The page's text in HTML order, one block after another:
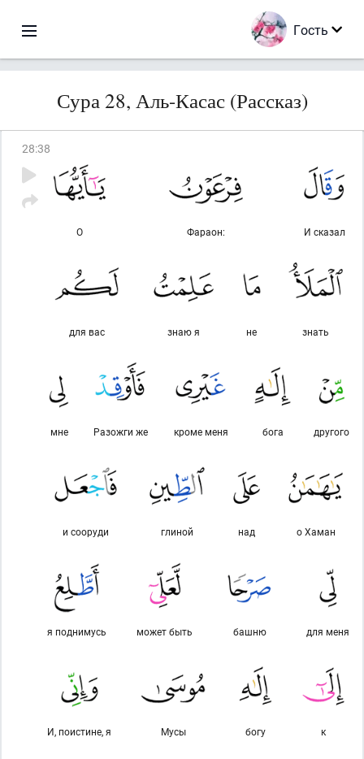
Гость
Сура 28, Аль-Касас (Рассказ)
28:38
И сказал
Фараон:
О
знать
не
знаю я
для вас
другого
бога
кроме меня
Разожги же
мне
о Хаман
над
глиной
и сооруди
для меня
башню
может быть
я поднимусь
к
богу
Мусы
И, поистине, я